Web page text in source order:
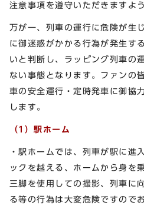
注意事項を遵守いただきますよ
万が一、列車の運行に危険が生
に御迷惑がかかる行為が発生す
いと判断し、ラッピング列車の
ない事態となります。ファンの
車の安全運行・定時発車に御協
します。
（1）駅ホーム
・駅ホームでは、列車が駅に進
ックを越える、ホームから身を
三脚を使用しての撮影、列車に
る等の行為は大変危険ですので